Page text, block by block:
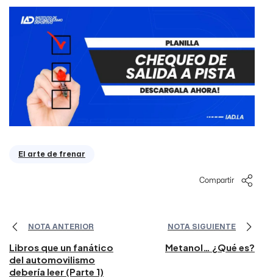
El arte de frenar
Compartir
NOTA ANTERIOR
Libros que un fanático
del automovilismo
debería leer (Parte 1)
NOTA SIGUIENTE
Metanol… ¿Qué es?